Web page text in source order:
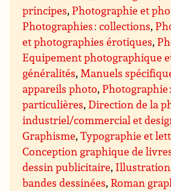
principes,Photographie et
Photographies : collections,
et photographies érotiques,
Equipement photographique
généralités,Manuels
appareils photo,Photographie
particulières,Direction de la
industriel/commercial et
Graphisme,Typographie et
Conception graphique de
dessin publicitaire, Illustration
bandes dessinées,Roman